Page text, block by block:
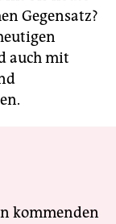
Gegensatz?
auch mit
kommenden